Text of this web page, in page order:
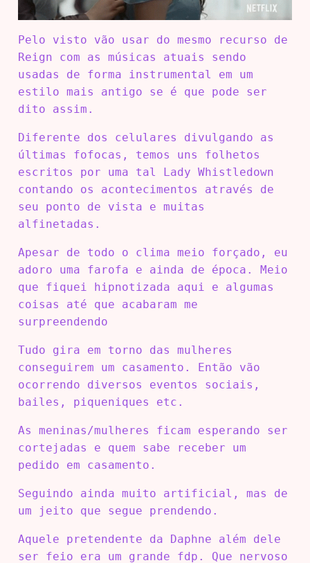
Pelo visto vão usar do mesmo recurso de
Reign com as músicas atuais sendo
usadas de forma instrumental em um
estilo mais antigo se é que pode ser
dito assim.
Diferente dos celulares divulgando as
últimas fofocas, temos uns folhetos
escritos por uma tal Lady Whistledown
contando os acontecimentos através de
seu ponto de vista e muitas
alfinetadas.
Apesar de todo o clima meio forçado, eu
adoro uma farofa e ainda de época. Meio
que fiquei hipnotizada aqui e algumas
coisas até que acabaram me
surpreendendo
Tudo gira em torno das mulheres
conseguirem um casamento. Então vão
ocorrendo diversos eventos sociais,
bailes, piqueniques etc.
As meninas/mulheres ficam esperando ser
cortejadas e quem sabe receber um
pedido em casamento.
Seguindo ainda muito artificial, mas de
um jeito que segue prendendo.
Aquele pretendente da Daphne além dele
ser feio era um grande fdp. Que nervoso